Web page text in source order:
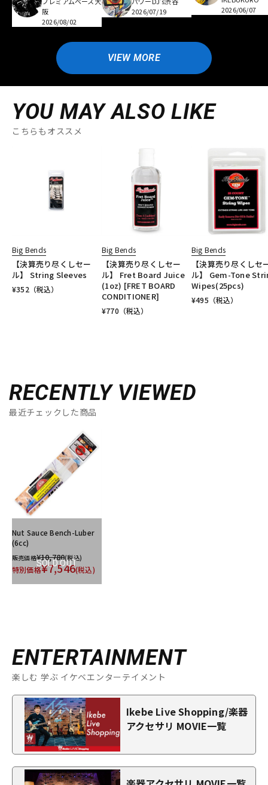
阪
2026/08/02
2026/07/19
2026/06/07
VIEW MORE
YOU MAY ALSO LIKE
こちらもオススメ
Big Bends
【決算売り尽くしセー
ル】 String Sleeves
¥352（税込）
Big Bends
【決算売り尽くしセー
ル】 Fret Board Juice
(1oz) [FRET BOARD
CONDITIONER]
¥770 （税込）
Big Bends
【決算売り尽くしセ
ル】 Gem-Tone
Wipes(25pcs)
¥495 （税込）
RECENTLY VIEWED
最近チェックした商品
SOLD OUT
Nut Sauce Bench-Luber
(6cc)
販売価格¥10,780(税込)
特別価格¥7,546(税込)
ENTERTAINMENT
楽しむ 学ぶ イケベエンターテイメント
Ikebe Live Shopping/楽器
アクセサリ MOVIE一覧